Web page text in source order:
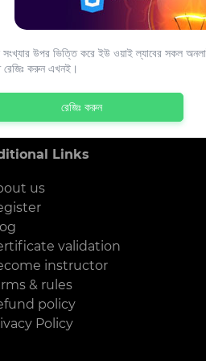
Links
us
validation
instructor
& rules
policy
Policy
উপর ভিত্তি করে ইউ ওয়াই ল্যাবের সকল
রেজিঃ করুন এখনই।
রেজিঃ করুন